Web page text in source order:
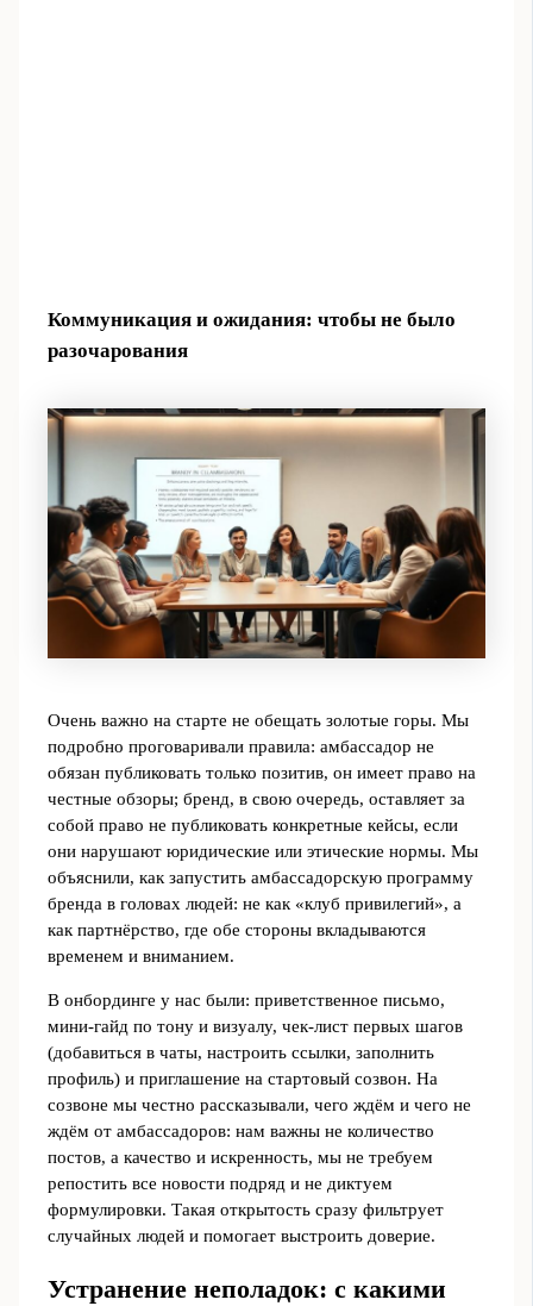
Коммуникация и ожидания: чтобы не было
разочарования
Очень важно на старте не обещать золотые горы. Мы
подробно проговаривали правила: амбассадор не
обязан публиковать только позитив, он имеет право на
честные обзоры; бренд, в свою очередь, оставляет за
собой право не публиковать конкретные кейсы, если
они нарушают юридические или этические нормы. Мы
объяснили, как запустить амбассадорскую программу
бренда в головах людей: не как «клуб привилегий», а
как партнёрство, где обе стороны вкладываются
временем и вниманием.
В онбординге у нас были: приветственное письмо,
мини-гайд по тону и визуалу, чек-лист первых шагов
(добавиться в чаты, настроить ссылки, заполнить
профиль) и приглашение на стартовый созвон. На
созвоне мы честно рассказывали, чего ждём и чего не
ждём от амбассадоров: нам важны не количество
постов, а качество и искренность, мы не требуем
репостить все новости подряд и не диктуем
формулировки. Такая открытость сразу фильтрует
случайных людей и помогает выстроить доверие.
Устранение неполадок: с какими